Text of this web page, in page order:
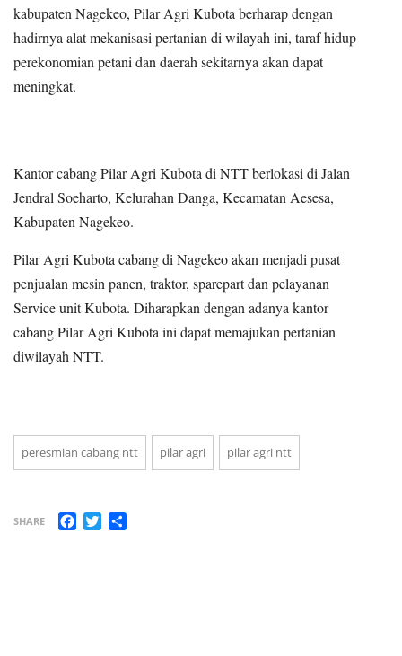
kabupaten Nagekeo, Pilar Agri Kubota berharap dengan
hadirnya alat mekanisasi pertanian di wilayah ini, taraf hidup
perekonomian petani dan daerah sekitarnya akan dapat
meningkat.
Kantor cabang Pilar Agri Kubota di NTT berlokasi di Jalan
Jendral Soeharto, Kelurahan Danga, Kecamatan Aesesa,
Kabupaten Nagekeo.
Pilar Agri Kubota cabang di Nagekeo akan menjadi pusat
penjualan mesin panen, traktor, sparepart dan pelayanan
Service unit Kubota. Diharapkan dengan adanya kantor
cabang Pilar Agri Kubota ini dapat memajukan pertanian
diwilayah NTT.
peresmian cabang ntt pilar agri pilar agri ntt
SHARE Facebook
Twitter